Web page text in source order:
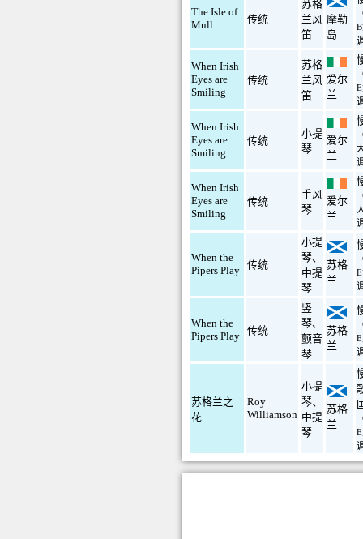
The Isle of
Mull
传统
苏格
兰风
笛
摩勒
岛
When Irish
Eyes are
Smiling
传统
苏格
兰风
笛
爱尔
兰
When Irish
Eyes are
Smiling
传统
小提
琴
爱尔
兰
When Irish
Eyes are
Smiling
传统
手风
琴
爱尔
兰
When the
Pipers Play
传统
小提
琴、
中提
琴
苏格
兰
When the
Pipers Play
传统
竖
琴、
颤音
琴
苏格
兰
苏格兰之
花
Roy
Williamson
小提
琴、
中提
琴
苏格
兰